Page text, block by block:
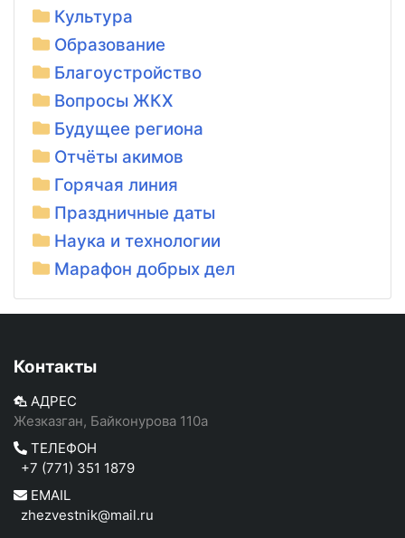
Культура
Образование
Благоустройство
Вопросы ЖКХ
Будущее региона
Отчёты акимов
Горячая линия
Праздничные даты
Наука и технологии
Марафон добрых дел
Контакты
АДРЕС
Жезказган, Байконурова 110а
ТЕЛЕФОН
+7 (771) 351 1879
EMAIL
zhezvestnik@mail.ru